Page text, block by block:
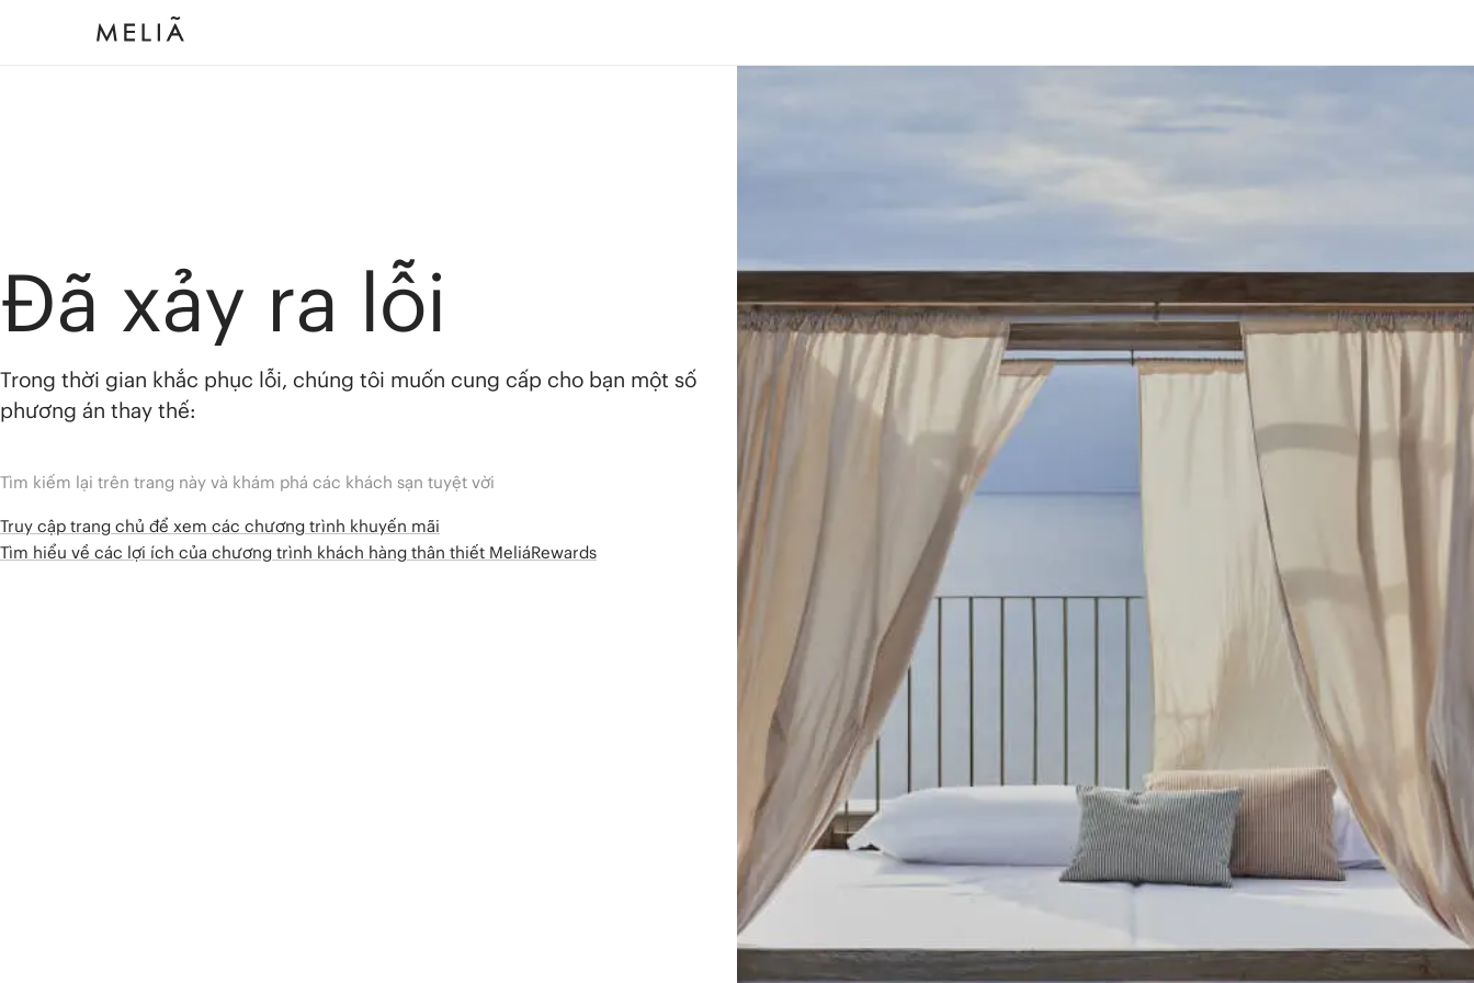
Đã xảy ra lỗi
Trong thời gian khắc phục lỗi, chúng tôi muốn cung cấp cho bạn một số
phương án thay thế:
Tìm kiếm lại trên trang này và khám phá các khách sạn tuyệt vời
Truy cập trang chủ để xem các chương trình khuyến mãi
Tìm hiểu về các lợi ích của chương trình khách hàng thân thiết MeliáRewards